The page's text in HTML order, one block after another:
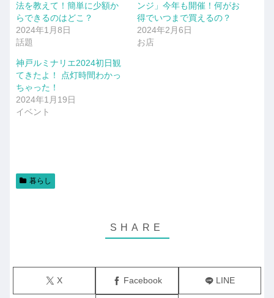
法を教えて！簡単に少額か
らできるのはどこ？
2024年1月8日
話題
ンジ」今年も開催！何がお
得でいつまで買えるの？
2024年2月6日
お店
神戸ルミナリエ2024初日観
てきたよ！ 点灯時間わかっ
ちゃった！
2024年1月19日
イベント
暮らし
X Facebook LINE